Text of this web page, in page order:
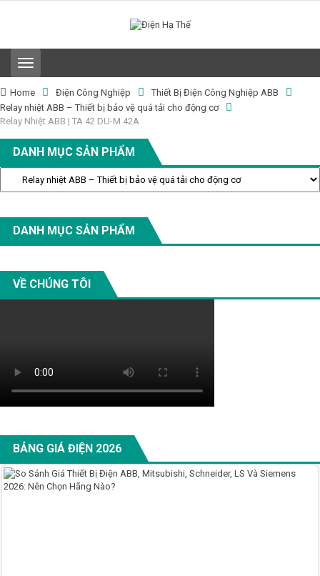
T
o
g
g
l
e
n
a
v
i
g
t
i
Home Điện Công Nghiệp
Thiết Bị Điện Công Nghiệp ABB
Relay nhiệt ABB – Thiết bị bảo vệ quá tải cho động cơ
Relay Nhiệt ABB | TA 42 DU-M 42A
DANH MỤC SẢN PHẨM
DANH MỤC SẢN PHẨM
VỀ CHÚNG TÔI
BẢNG GIÁ ĐIỆN 2026